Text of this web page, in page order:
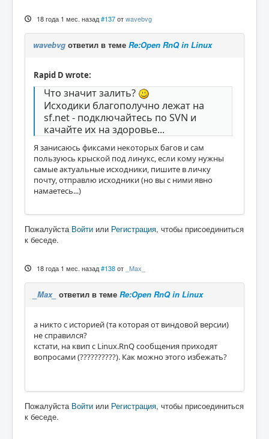
18 года 1 мес. назад #137 отwavebvg
wavebvg ответил в теме Re:Open RnQ in Linux
Rapid D wrote:
Что значит залить?
Исходики благополучно лежат на
sf.net - подключайтесь по SVN и
качайте их на здоровье...
Я занисаюсь фиксами некоторых багов и сам
пользуюсь крыской под линукс, если кому нужны
самые актуальные исходники, пишите в личку
почту, отправлю исходники (но вы с ними явно
намаетесь...)
Пожалуйста Войти или Регистрация, чтобы присоединиться
к беседе.
18 года 1 мес. назад #138 от _Max_
_Max_ ответил в теме Re:Open RnQ in Linux
а никто с историей (та которая от виндовой версии)
не справился?
кстати, на квип с Linux.RnQ сообщения приходят
вопросами (??????????). Как можно этого избежать?
Пожалуйста Войти или Регистрация, чтобы присоединиться
к беседе.